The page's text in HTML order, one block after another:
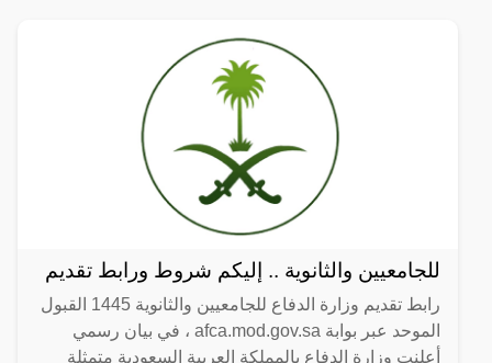
للجامعيين والثانوية .. إليكم شروط ورابط تقديم
رابط تقديم وزارة الدفاع للجامعيين والثانوية 1445 القبول
الموحد عبر بوابة afca.mod.gov.sa ، في بيان رسمي
أعلنت وزارة الدفاع بالمملكة العربية السعودية متمثلة